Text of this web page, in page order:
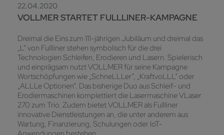
22.04.2020
VOLLMER STARTET FULLLINER-KAMPAGNE
Dreimal die Eins zum 111-jährigen Jubiläum und dreimal das
„L“ von Fullliner stehen symbolisch für die drei
Technologien Schleifen, Erodieren und Lasern. Spielerisch
und einprägsam nutzt VOLLMER für seine Kampagne
Wortschöpfungen wie „SchneLLLer“, „KraftvoLLL“ oder
„ALLLe Optionen“. Das bisherige Duo aus Schleif- und
Erodiermaschinen komplettiert die Lasermaschine VLaser
270 zum Trio. Zudem bietet VOLLMER als Fullliner
innovative Dienstleistungen an, die unter anderem aus
Wartung, Finanzierung, Schulungen oder IoT-